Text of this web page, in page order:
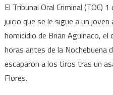
El Tribunal Oral Criminal (TOC)
juicio que se le sigue a un
homicidio de Brian Aguinaco,
horas antes de la
escaparon a los tiros tras un
Flores.